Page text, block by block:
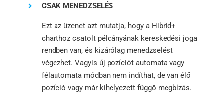
CSAK MENEDZSELÉS
Ezt az üzenet azt mutatja, hogy a Hibrid+
charthoz csatolt példányának kereskedési joga
rendben van, és kizárólag menedzselést
végezhet. Vagyis új pozíciót automata vagy
félautomata módban nem indíthat, de van élő
pozíció vagy már kihelyezett függő megbízás.